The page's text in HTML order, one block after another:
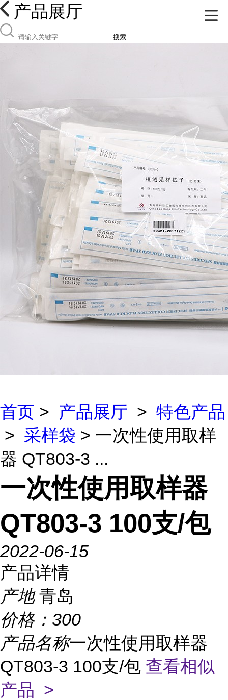
产品展厅
搜索
首页 > 产品展厅 > 特色产品
> 采样袋 > 一次性使用取样
器 QT803-3 ...
一次性使用取样器
QT803-3 100支/包
2022-06-15
产品详情
产地 青岛
价格： 300
产品名称一次性使用取样器
QT803-3 100支/包 查看相似
产品 >